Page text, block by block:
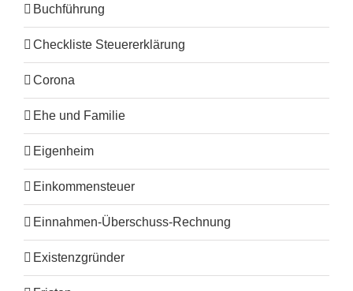
Buchführung
Checkliste Steuererklärung
Corona
Ehe und Familie
Eigenheim
Einkommensteuer
Einnahmen-Überschuss-Rechnung
Existenzgründer